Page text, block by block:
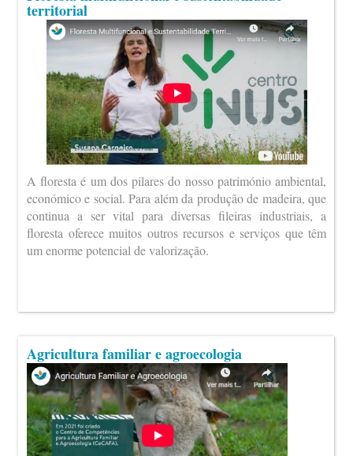
territorial
A floresta é um dos pilares do nosso património ambiental,
económico e social. Para além da produção de madeira, que
continua a ser vital para diversas fileiras industriais, a
floresta oferece muitos outros recursos e serviços que têm
um enorme potencial de valorização.
Agricultura familiar e agroecologia